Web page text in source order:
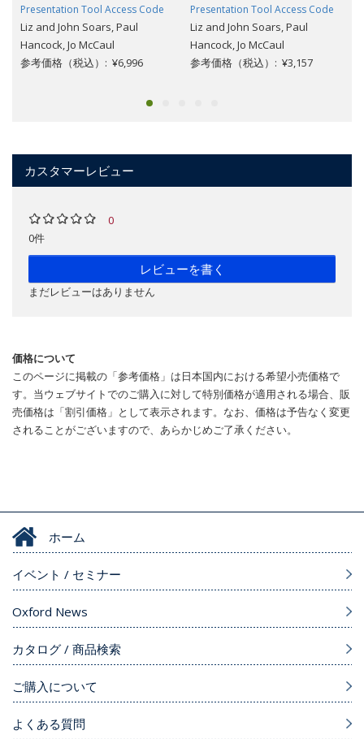
Presentation Tool Access Code
Liz and John Soars, Paul
Hancock, Jo McCaul
参考価格（税込）: ¥6,996
Presentation Tool Access Code
Liz and John Soars, Paul
Hancock, Jo McCaul
参考価格（税込）: ¥3,157
カスタマーレビュー
0
0件
レビューを書く
まだレビューはありません
価格について
このページに掲載の「参考価格」は日本国内における希望小売価格で
す。当ウェブサイトでのご購入に対して特別価格が適用される場合、販
売価格は「割引価格」として表示されます。なお、価格は予告なく変更
されることがございますので、あらかじめご了承ください。
ホーム
イベント / セミナー
Oxford News
カタログ / 商品検索
ご購入について
よくある質問